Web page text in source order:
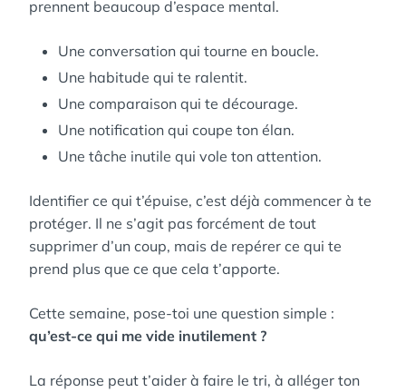
prennent beaucoup d’espace mental.
Une conversation qui tourne en boucle.
Une habitude qui te ralentit.
Une comparaison qui te décourage.
Une notification qui coupe ton élan.
Une tâche inutile qui vole ton attention.
Identifier ce qui t’épuise, c’est déjà commencer à te
protéger. Il ne s’agit pas forcément de tout
supprimer d’un coup, mais de repérer ce qui te
prend plus que ce que cela t’apporte.
Cette semaine, pose-toi une question simple :
qu’est-ce qui me vide inutilement ?
La réponse peut t’aider à faire le tri, à alléger ton